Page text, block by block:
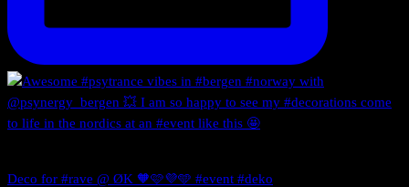
Deco for #rave @ ØK 🧡🩷💜🩵 #event #deko